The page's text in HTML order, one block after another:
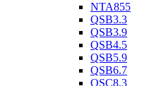
NTA855
QSB3.3
QSB3.9
QSB4.5
QSB5.9
QSB6.7
QSC8.3